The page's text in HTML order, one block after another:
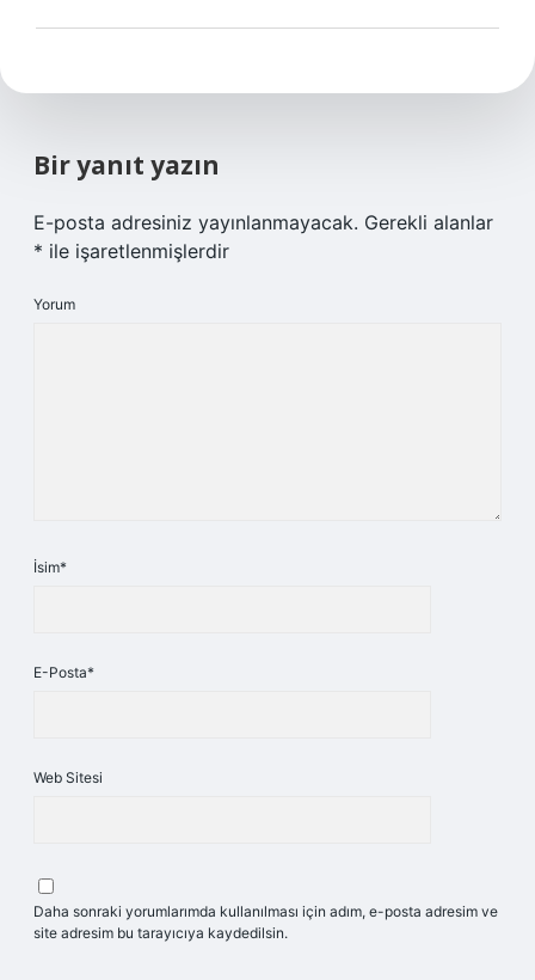
Bir yanıt yazın
E-posta adresiniz yayınlanmayacak. Gerekli alanlar
* ile işaretlenmişlerdir
Yorum
İsim*
E-Posta*
Web Sitesi
Daha sonraki yorumlarımda kullanılması için adım, e-posta adresim ve
site adresim bu tarayıcıya kaydedilsin.